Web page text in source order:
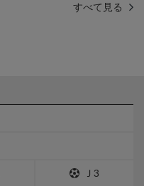
すべて見る
Ｊ3